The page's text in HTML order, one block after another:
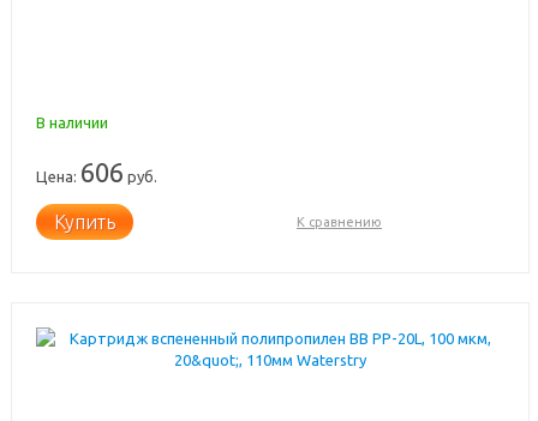
В наличии
Цена: 606 руб.
Купить К сравнению